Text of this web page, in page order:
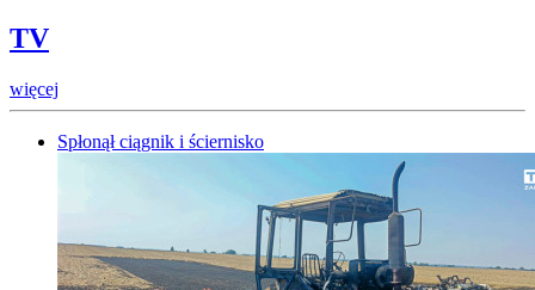
TV
więcej
Spłonął ciągnik i ściernisko